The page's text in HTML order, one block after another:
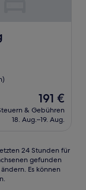
Der
Preis
beträgt
191 €
& Gebühren
18. Aug.–19. Aug.
24 Stunden für
gefunden
Es können